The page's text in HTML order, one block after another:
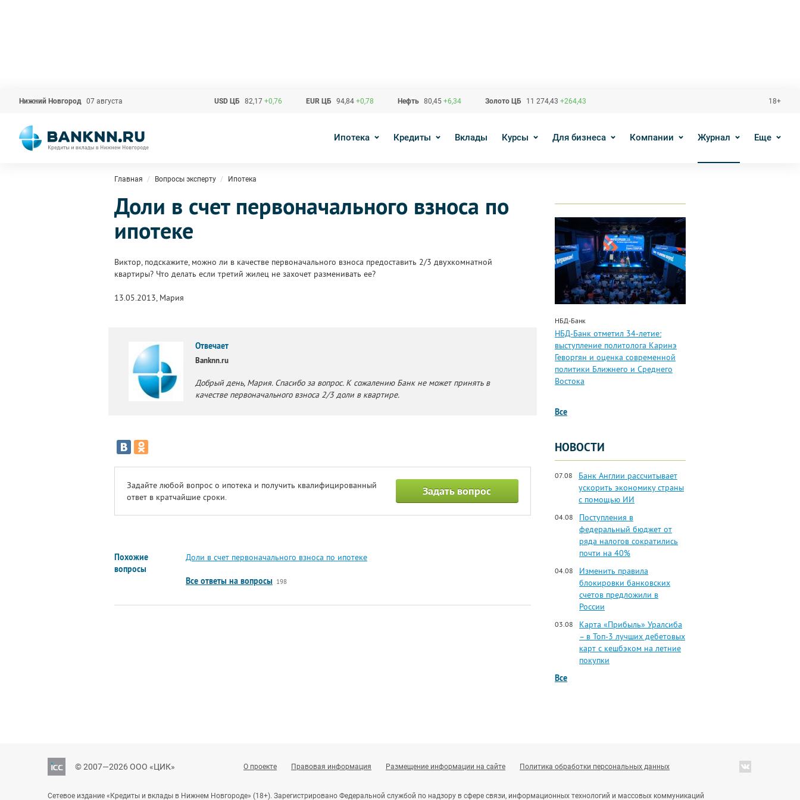
Нижний Новгород 07 августа USD ЦБ 82,17 +0,76 EUR ЦБ 94,84 +0,78 Нефть 80,45 +6,34 Золото ЦБ 11 274,43 +264,43 18+
Ипотека Кредиты Вклады Курсы Для бизнеса Компании Журнал Еще
Главная Вопросы эксперту Ипотека
Доли в счет первоначального взноса по
ипотеке
Виктор, подскажите, можно ли в качестве первоначального взноса предоставить 2/3 двухкомнатной
квартиры? Что делать если третий жилец не захочет разменивать ее?
13.05.2013, Мария
Отвечает
Banknn.ru
Добрый день, Мария. Спасибо за вопрос. К сожалению Банк не может принять в
качестве первоначального взноса 2/3 доли в квартире.
Задайте любой вопрос о ипотека и получить квалифицированный
ответ в кратчайшие сроки.
Задать вопрос
Похожие
вопросы
Доли в счет первоначального взноса по ипотеке
Все ответы на вопросы 198
НБД-Банк
НБД-Банк отметил 34-летие:
выступление политолога Каринэ
Геворгян и оценка современной
политики Ближнего и Среднего
Востока
Все
НОВОСТИ
07.08
Банк Англии рассчитывает
ускорить экономику страны
с помощью ИИ
04.08
Поступления в
федеральный бюджет от
ряда налогов сократились
почти на 40%
04.08
Изменить правила
блокировки банковских
счетов предложили в
России
03.08
Карта «Прибыль» Уралсиба
– в Топ-3 лучших дебетовых
карт с кешбэком на летние
покупки
Все
© 2007—2026 ООО «ЦИК» О проекте Правовая информация Размещение информации на сайте Политика обработки персональных данных
Сетевое издание «Кредиты и вклады в Нижнем Новгороде» (18+). Зарегистрировано Федеральной службой по надзору в сфере связи, информационных технологий и массовых коммуникаций